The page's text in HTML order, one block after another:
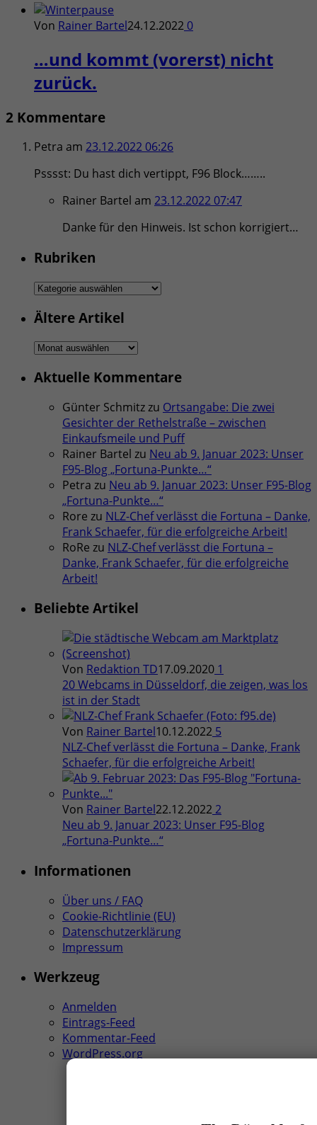
Von Rainer Bartel24.12.2022 0
…und kommt (vorerst) nicht
zurück.
2 Kommentare
Petra am 23.12.2022 06:26
Psssst: Du hast dich vertippt, F96 Block……..
Rainer Bartel am 23.12.2022 07:47
Danke für den Hinweis. Ist schon korrigiert…
Rubriken
Rubriken
Ältere Artikel
Ältere
Aktuelle Kommentare
Günter Schmitzzu Ortsangabe: Die zwei
Gesichter der Rethelstraße – zwischen
Einkaufsmeile und Puff
Rainer Bartel zu Neu ab 9. Januar 2023: Unser
F95-Blog „Fortuna-Punkte…“
Petra zu Neu ab 9. Januar 2023: Unser F95-Blog
„Fortuna-Punkte…“
Rore zu NLZ-Chef verlässt die Fortuna – Danke,
Frank Schaefer, für die erfolgreiche Arbeit!
RoRe zu NLZ-Chef verlässt die Fortuna –
Danke, Frank Schaefer, für die erfolgreiche
Arbeit!
Beliebte Artikel
Von Redaktion TD17.09.2020 1
20 Webcams in Düsseldorf, die zeigen, was los
ist in der Stadt
Von Rainer Bartel10.12.2022 5
NLZ-Chef verlässt die Fortuna – Danke, Frank
Schaefer, für die erfolgreiche Arbeit!
Von Rainer Bartel22.12.2022 2
Neu ab 9. Januar 2023: Unser F95-Blog
„Fortuna-Punkte…“
Informationen
Über uns / FAQ
Cookie-Richtlinie (EU)
Datenschutzerklärung
Impressum
Werkzeug
Anmelden
Eintrags-Feed
Kommentar-Feed
WordPress.org